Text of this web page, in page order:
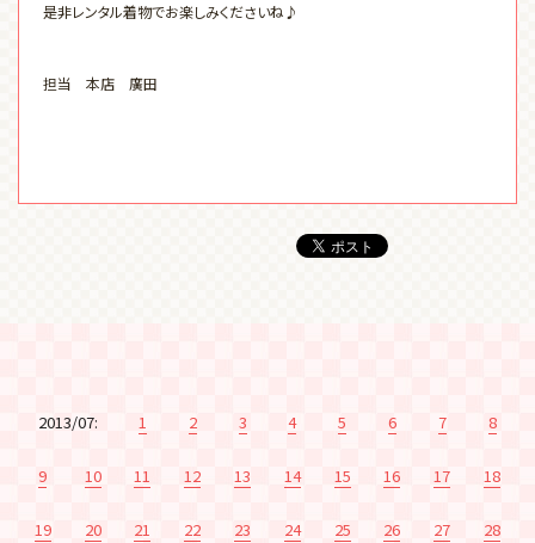
是非レンタル着物でお楽しみくださいね♪
担当 本店 廣田
2013/07: 1 2 3 4 5 6 7 8
9 10 11 12 13 14 15 16 17 18
19 20 21 22 23 24 25 26 27 28